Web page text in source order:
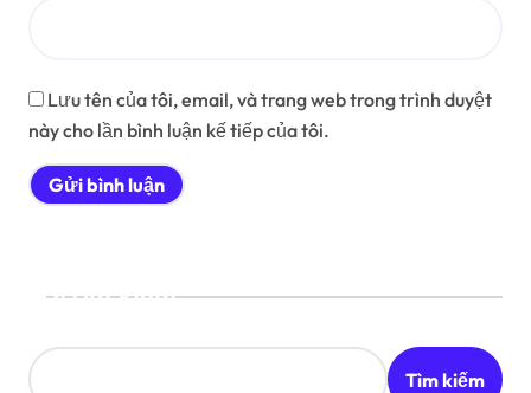
Lưu tên của tôi, email, và trang web trong trình duyệt
này cho lần bình luận kế tiếp của tôi.
Tìm kiếm
Tìm kiếm